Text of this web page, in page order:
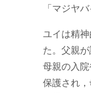
「マジヤ
ユイは精
た。父親が
母親の入
保護され